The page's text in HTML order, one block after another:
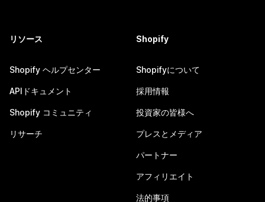
リソース
Shopify ヘルプセンター
APIドキュメント
Shopify コミュニティ
リサーチ
Shopify
Shopifyについて
採用情報
投資家の皆様へ
プレスとメディア
パートナー
アフィリエイト
法的事項